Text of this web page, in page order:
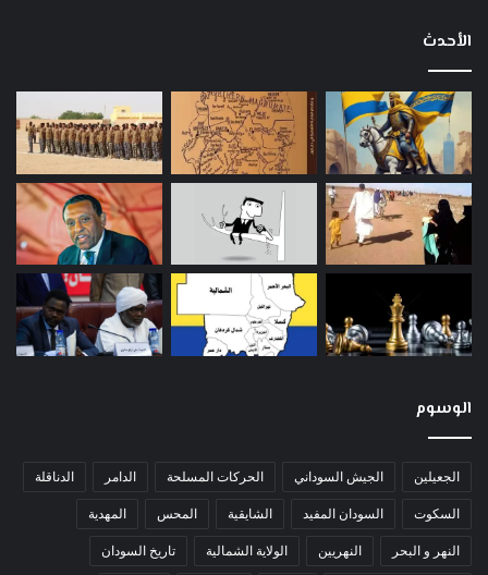
الأحدث
الوسوم
الجعيلين الجيش السوداني الحركات المسلحة الدامر الدناقلة
السكوت السودان المفيد الشايقية المحس المهدية
النهر و البحر النهريين الولاية الشمالية تاريخ السودان